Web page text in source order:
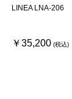
LINEA LNA-206
￥35,200